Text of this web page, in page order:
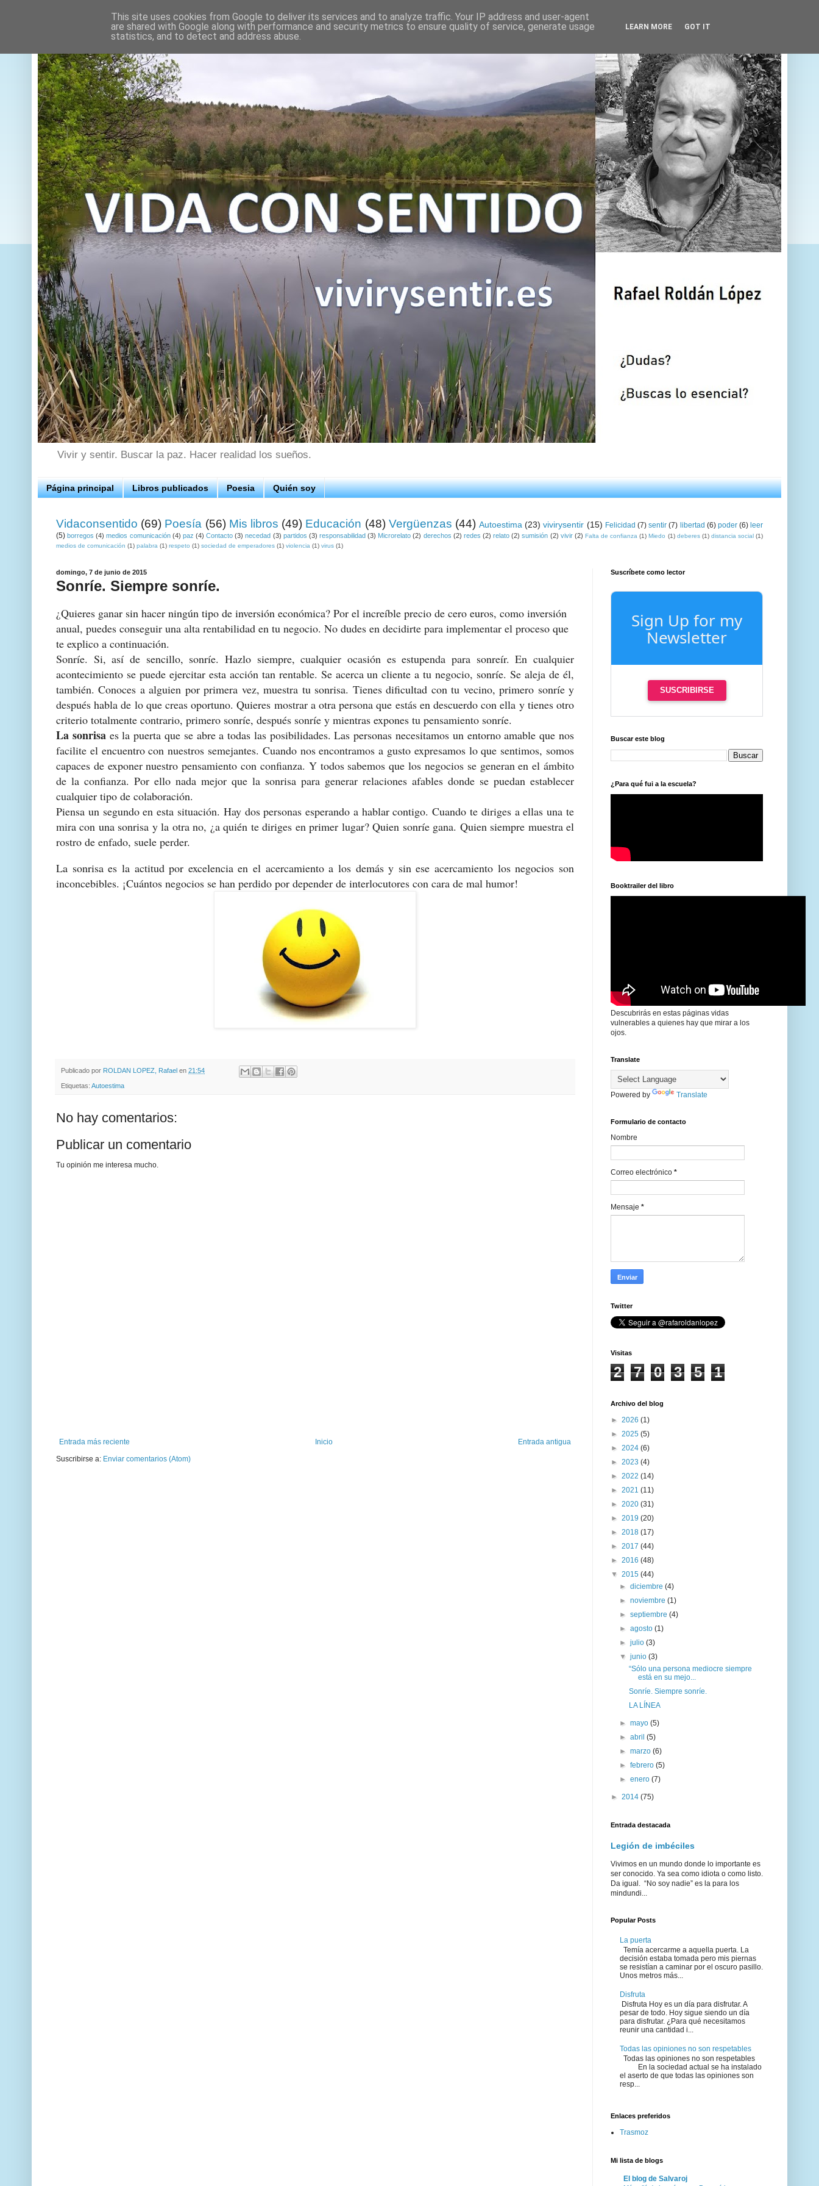
Vivir y sentir. Buscar la paz. Hacer realidad los sueños.
Página principal Libros publicados Poesia Quién soy
Vidaconsentido (69) Poesía (56) Mis libros (49) Educación (48) Vergüenzas (44) Autoestima (23) vivirysentir (15) Felicidad (7) sentir (7) libertad (6) poder (6) leer
(5) borregos (4) medios comunicación (4) paz (4) Contacto (3) necedad (3) partidos (3) responsabilidad (3) Microrelato (2) derechos (2) redes (2) relato (2) sumisión (2) vivir (2) Falta de confianza (1) Miedo (1) deberes (1) distancia social (1)
medios de comunicación (1) palabra (1) respeto (1) sociedad de emperadores (1) violencia (1) virus (1)
domingo, 7 de junio de 2015
Sonríe. Siempre sonríe.
¿Quieres ganar sin hacer ningún tipo de inversión económica? Por el increíble precio de cero euros, como inversión
anual, puedes conseguir una alta rentabilidad en tu negocio. No dudes en decidirte para implementar el proceso que
te explico a continuación.
Sonríe. Si, así de sencillo, sonríe. Hazlo siempre, cualquier ocasión es estupenda para sonreír. En cualquier
acontecimiento se puede ejercitar esta acción tan rentable. Se acerca un cliente a tu negocio, sonríe. Se aleja de él,
también. Conoces a alguien por primera vez, muestra tu sonrisa. Tienes dificultad con tu vecino, primero sonríe y
después habla de lo que creas oportuno. Quieres mostrar a otra persona que estás en descuerdo con ella y tienes otro
criterio totalmente contrario, primero sonríe, después sonríe y mientras expones tu pensamiento sonríe.
La sonrisaes la puerta que se abre a todas las posibilidades. Las personas necesitamos un entorno amable que nos
facilite el encuentro con nuestros semejantes. Cuando nos encontramos a gusto expresamos lo que sentimos, somos
capaces de exponer nuestro pensamiento con confianza. Y todos sabemos que los negocios se generan en el ámbito
de la confianza. Por ello nada mejor que la sonrisa para generar relaciones afables donde se puedan establecer
cualquier tipo de colaboración.
Piensa un segundo en esta situación. Hay dos personas esperando a hablar contigo. Cuando te diriges a ellas una te
mira con una sonrisa y la otra no, ¿a quién te diriges en primer lugar? Quien sonríe gana. Quien siempre muestra el
rostro de enfado, suele perder.
La sonrisa es la actitud por excelencia en el acercamiento a los demás y sin ese acercamiento los negocios son
inconcebibles. ¡Cuántos negocios se han perdido por depender de interlocutores con cara de mal humor!
Publicado por ROLDAN LOPEZ, Rafael en 21:54
Etiquetas: Autoestima
No hay comentarios:
Publicar un comentario
Tu opinión me interesa mucho.
Entrada más reciente Entrada antigua
Inicio
Suscribirse a: Enviar comentarios (Atom)
Suscríbete como lector
Sign Up for my
Newsletter
SUSCRIBIRSE
Buscar este blog
¿Para qué fui a la escuela?
Booktrailer del libro
Descubrirás en estas páginas vidas
vulnerables a quienes hay que mirar a los
ojos.
Translate
Powered by Translate
Formulario de contacto
Nombre
Correo electrónico *
Mensaje *
Twitter
Visitas
2 7 0 3 5 1
Archivo del blog
► 2026 (1)
► 2025 (5)
► 2024 (6)
► 2023 (4)
► 2022 (14)
► 2021 (11)
► 2020 (31)
► 2019 (20)
► 2018 (17)
► 2017 (44)
► 2016 (48)
▼ 2015 (44)
►diciembre(4)
►noviembre(1)
►septiembre(4)
►agosto(1)
►julio(3)
▼junio(3)
“Sólo una persona mediocre siempre
está en su mejo...
Sonríe. Siempre sonríe.
LA LÍNEA
►mayo(5)
►abril(5)
►marzo(6)
►febrero(5)
►enero(7)
► 2014 (75)
Entrada destacada
Legión de imbéciles
Vivimos en un mundo donde lo importante es
ser conocido. Ya sea como idiota o como listo.
Da igual. “No soy nadie” es la para los
mindundi...
Popular Posts
La puerta
Temía acercarme a aquella puerta. La
decisión estaba tomada pero mis piernas
se resistían a caminar por el oscuro pasillo.
Unos metros más...
Disfruta
Disfruta Hoy es un día para disfrutar. A
pesar de todo. Hoy sigue siendo un día
para disfrutar. ¿Para qué necesitamos
reunir una cantidad i...
Todas las opiniones no son respetables
Todas las opiniones no son respetables
En la sociedad actual se ha instalado
el aserto de que todas las opiniones son
resp...
Enlaces preferidos
Trasmoz
Mi lista de blogs
El blog de Salvaroj
This site uses cookies from Google to deliver its services and to analyze traffic. Your IP address and user-agent
are shared with Google along with performance and security metrics to ensure quality of service, generate usage
statistics, and to detect and address abuse.
LEARN MORE GOT IT